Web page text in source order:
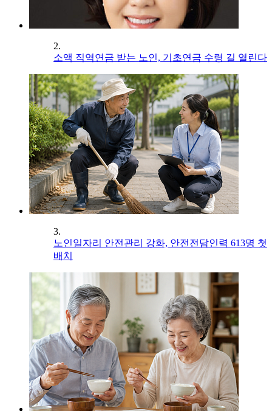
2.
소액 직역연금 받는 노인, 기초연금 수령 길 열린다
3.
노인일자리 안전관리 강화, 안전전담인력 613명 첫
배치